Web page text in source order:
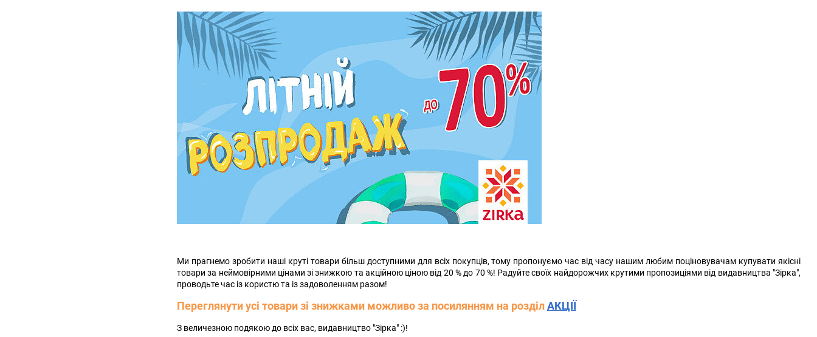
Ми прагнемо зробити наші круті товари більш доступними для всіх покупців, тому пропонуємо час від часу нашим любим поціновувачам купувати якісні
товари за неймовірними цінами зі знижкою та акційною ціною від 20 % до 70 %! Радуйте своїх найдорожчих крутими пропозиціями від видавництва "Зірка",
проводьте час із користю та із задоволенням разом!
Переглянути усі товари зі знижками можливо за посилянням на розділАКЦІЇ
З величезною подякою до всіх вас, видавництво "Зірка" :)!